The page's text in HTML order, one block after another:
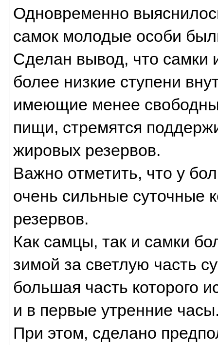
Одновременно
самок молодые особи
Сделан вывод, что
более низкие ступени
имеющие менее
пищи, стремятся
жировых резервов.
Важно отметить, что у
очень сильные суточные
резервов.
Как самцы, так и самки
зимой за светлую часть
большая часть которого
и в первые утренние
При этом, сделано